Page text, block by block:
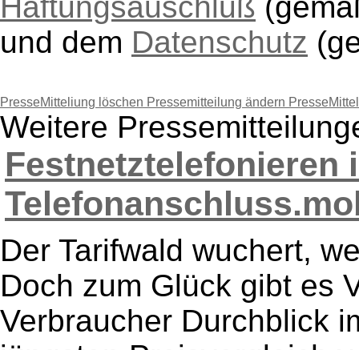
Haftungsauschluß
und dem Datenschutz
PresseMitteliung löschen Pressemitteilung ändern
Weitere
Festnetztelefonieren
Der Tarifwald wuchert,
Doch zum Glück gibt es
Verbraucher Durchblick